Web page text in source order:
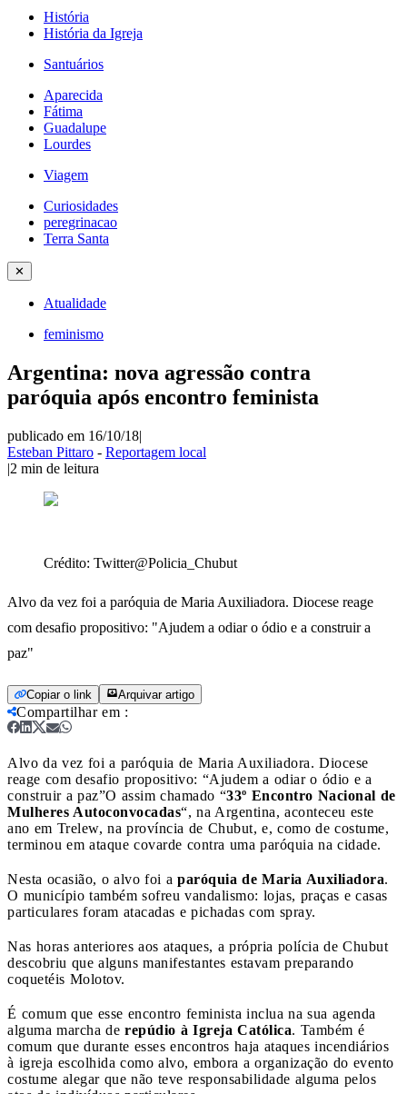
História
História da Igreja
Santuários
Aparecida
Fátima
Guadalupe
Lourdes
Viagem
Curiosidades
peregrinacao
Terra Santa
✕
Atualidade
feminismo
Argentina: nova agressão contra
paróquia após encontro feminista
publicado em 16/10/18|
Esteban Pittaro - Reportagem local
|2 min de leitura
Crédito: Twitter@Policia_Chubut
Alvo da vez foi a paróquia de Maria Auxiliadora. Diocese reage
com desafio propositivo: "Ajudem a odiar o ódio e a construir a
paz"
Copiar o link Arquivar artigo
Compartilhar em :
Alvo da vez foi a paróquia de Maria Auxiliadora. Diocese
reage com desafio propositivo: “Ajudem a odiar o ódio e a
construir a paz”O assim chamado “33º Encontro Nacional de
Mulheres Autoconvocadas“, na Argentina, aconteceu este
ano em Trelew, na província de Chubut, e, como de costume,
terminou em ataque covarde contra uma paróquia na cidade.
Nesta ocasião, o alvo foi a paróquia de Maria Auxiliadora.
O município também sofreu vandalismo: lojas, praças e casas
particulares foram atacadas e pichadas com spray.
Nas horas anteriores aos ataques, a própria polícia de Chubut
descobriu que alguns manifestantes estavam preparando
coquetéis Molotov.
É comum que esse encontro feminista inclua na sua agenda
alguma marcha de repúdio à Igreja Católica. Também é
comum que durante esses encontros haja ataques incendiários
à igreja escolhida como alvo, embora a organização do evento
costume alegar que não teve responsabilidade alguma pelos